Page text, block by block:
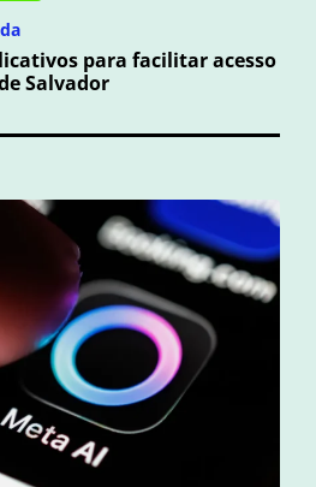
para facilitar acesso
Salvador